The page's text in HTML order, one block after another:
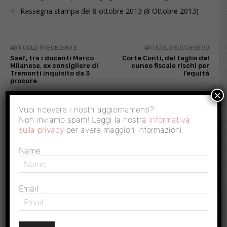
Rassegna stampa del 8 ottobre 2013 (8 Ottobre 2013)
ARTICOLO PRECEDENTE
Ssef, tra i docenti Marco
Milanese, ex consigliere di
Tremonti inquisito da 3
procure
ARTICOLO SUCCESSIVO
Corte Conti, dal taglio del
cuneo fiscale rischi per
l’equità
RISPONDI
Commento:
Vuoi ricevere i nostri aggiornamenti?
Non inviamo spam! Leggi la nostra Informativa
sulla privacy per avere maggiori informazioni.
Name
Email
×